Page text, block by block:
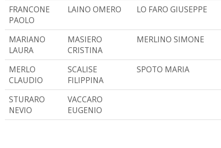
FRANCONE
PAOLO
LAINO OMERO LO FARO GIUSEPPE
MARIANO
LAURA
MASIERO
CRISTINA
MERLINO SIMONE
MERLO
CLAUDIO
SCALISE
FILIPPINA
SPOTO MARIA
STURARO
NEVIO
VACCARO
EUGENIO